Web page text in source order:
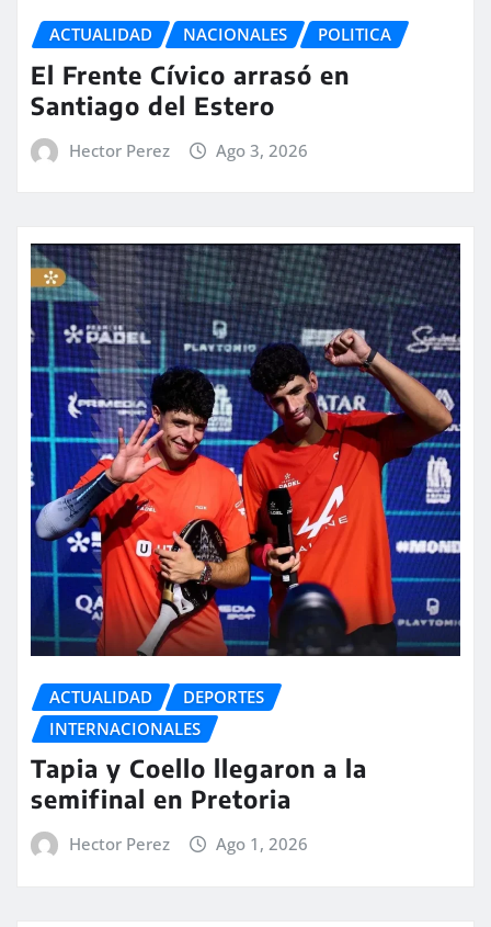
ACTUALIDAD NACIONALES POLITICA
El Frente Cívico arrasó en
Santiago del Estero
Hector Perez Ago 3, 2026
ACTUALIDAD
DEPORTES
INTERNACIONALES
Tapia y Coello llegaron a la
semifinal en Pretoria
Hector Perez Ago 1, 2026